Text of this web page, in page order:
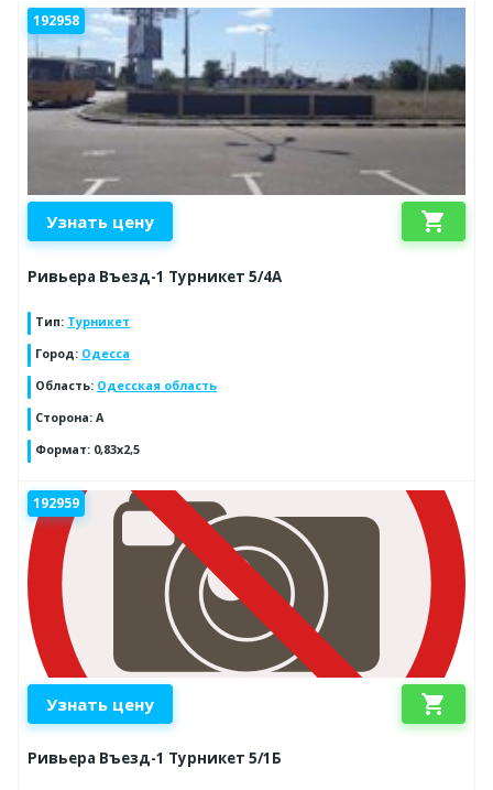
192958
Узнать цену shopping_cart
Ривьера Въезд-1 Турникет 5/4А
Тип: Турникет
Город: Одесса
Область: Одесская область
Сторона: A
Формат: 0,83х2,5
192959
Узнать цену shopping_cart
Ривьера Въезд-1 Турникет 5/1Б